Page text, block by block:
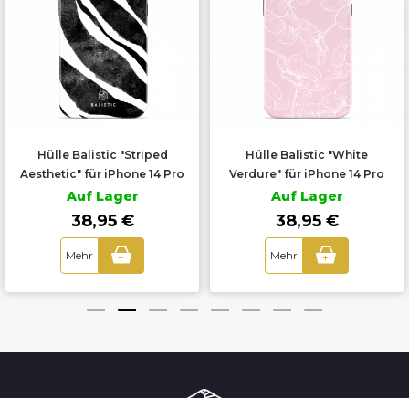
Hülle Balistic "Striped
Aesthetic" für iPhone 14 Pro
Auf Lager
38,95 €
Mehr +
Hülle Balistic "White
Verdure" für iPhone 14 Pro
Auf Lager
38,95 €
Mehr +